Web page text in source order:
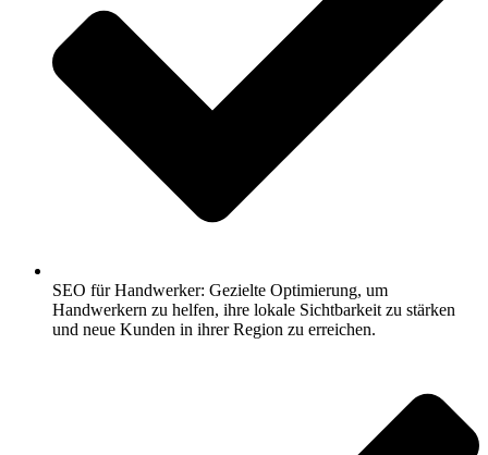
SEO für Handwerker: Gezielte Optimierung, um
Handwerkern zu helfen, ihre lokale Sichtbarkeit zu stärken
und neue Kunden in ihrer Region zu erreichen.